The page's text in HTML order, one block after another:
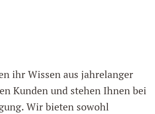
ihr Wissen aus jahrelanger
Kunden und stehen Ihnen bei
Wir bieten sowohl